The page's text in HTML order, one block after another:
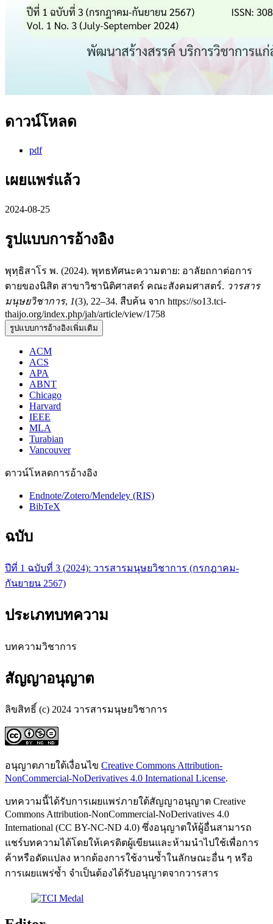
ดาวน์โหลด
pdf
เผยแพร่แล้ว
2024-08-25
รูปแบบการอ้างอิง
พุทฺธิสาโร พ. (2024). พุทธทัศนะความตาย: อาลัยถกาต่อการ
ตายของนิสิต สาขาวิชานิติศาสตร์ คณะสังคมศาสตร์. วารสาร
มนุษยวิชาการ, 1(3), 22–34. สืบค้น จาก https://so13.tci-
thaijo.org/index.php/jah/article/view/1758
รูปแบบการอ้างอิงเพิ่มเติม
ACM
ACS
APA
ABNT
Chicago
Harvard
IEEE
MLA
Turabian
Vancouver
ดาวน์โหลดการอ้างอิง
Endnote/Zotero/Mendeley (RIS)
BibTeX
ฉบับ
ปีที่ 1 ฉบับที่ 3 (2024): วารสารมนุษยวิชาการ (กรกฎาคม-
กันยายน 2567)
ประเภทบทความ
บทความวิชาการ
สัญญาอนุญาต
ลิขสิทธิ์ (c) 2024 วารสารมนุษยวิชาการ
อนุญาตภายใต้เงื่อนไข Creative Commons Attribution-
NonCommercial-NoDerivatives 4.0 International License.
บทความนี้ได้รับการเผยแพร่ภายใต้สัญญาอนุญาต Creative
Commons Attribution-NonCommercial-NoDerivatives 4.0
International (CC BY-NC-ND 4.0) ซึ่งอนุญาตให้ผู้อื่นสามารถ
แชร์บทความได้โดยให้เครดิตผู้เขียนและห้ามนำไปใช้เพื่อการ
ค้าหรือดัดแปลง หากต้องการใช้งานซ้ำในลักษณะอื่น ๆ หรือ
การเผยแพร่ซ้ำ จำเป็นต้องได้รับอนุญาตจากวารสาร